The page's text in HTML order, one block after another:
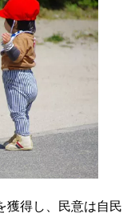
得し、民意は自民